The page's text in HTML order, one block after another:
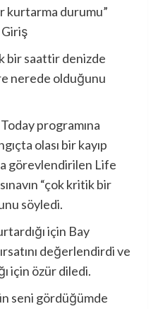
kurtarma durumu”
bir saattir denizde
nerede olduğunu
programına
olası bir kayıp
görevlendirilen Life
“çok kritik bir
söyledi.
için Bay
değerlendirdi ve
için özür diledi.
seni gördüğümde